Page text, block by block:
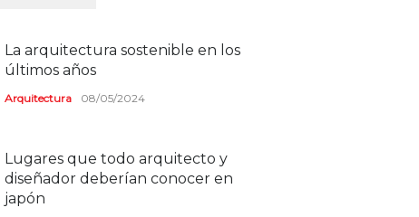
La arquitectura sostenible en los
últimos años
Arquitectura 08/05/2024
Lugares que todo arquitecto y
diseñador deberían conocer en
japón